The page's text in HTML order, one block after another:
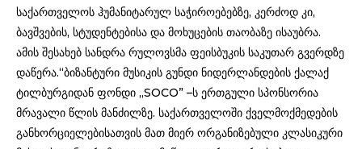
საქართველოს ჰუმანიტარულ საჭიროებებზე, კერძოდ კი,
ბავშვების, სტუდენტებისა და მოხუცების თაობაზე ისაუბრა.
ამის შესახებ სანდრა რულოვსმა ფეისბუკის საკუთარ გვერდზე
დაწერა.“ბიზანტური მუსიკის გუნდი ნიდერლანდების ქალაქ
ტილბურგიდან ფონდი ,,SOCO” –ს ერთგული სპონსორია
მრავალი წლის მანძილზე. საქართველოში ქველმოქმედების
განხორციელებისათვის მათ მიერ ორგანიზებული კლასიკური